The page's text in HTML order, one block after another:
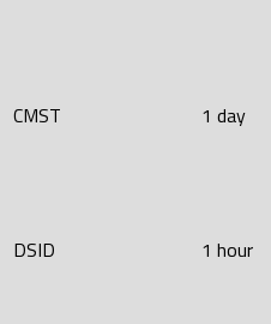
CMST 1 day
DSID 1 hour